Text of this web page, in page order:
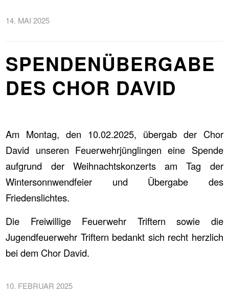
14. MAI 2025
SPENDENÜBERGABE
DES CHOR DAVID
Am Montag, den 10.02.2025, übergab der Chor
David unseren Feuerwehrjünglingen eine Spende
aufgrund der Weihnachtskonzerts am Tag der
Wintersonnwendfeier und Übergabe des
Friedenslichtes.
Die Freiwillige Feuerwehr Triftern sowie die
Jugendfeuerwehr Triftern bedankt sich recht herzlich
bei dem Chor David.
10. FEBRUAR 2025